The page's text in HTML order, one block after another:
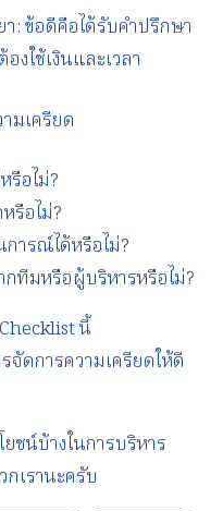
: ข้อดีคือได้รับคำปรึกษา
งใช้เงินและเวลา
มเครียด
รือไม่?
รือไม่?
ารณ์ได้หรือไม่?
ทีมหรือผู้บริหารหรือไม่?
นี้
จัดการความเครียดให้ดี
ชน์บ้างในการบริหาร
เรานะครับ